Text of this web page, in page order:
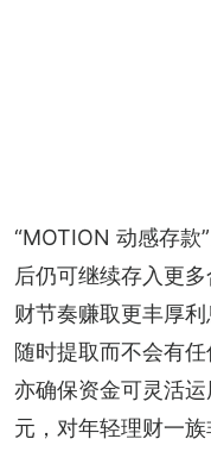
“MOTION 动感存款
后仍可继续存入更
财节奏赚取更丰厚
随时提取而不会有
亦确保资金可灵活
元，对年轻理财一族